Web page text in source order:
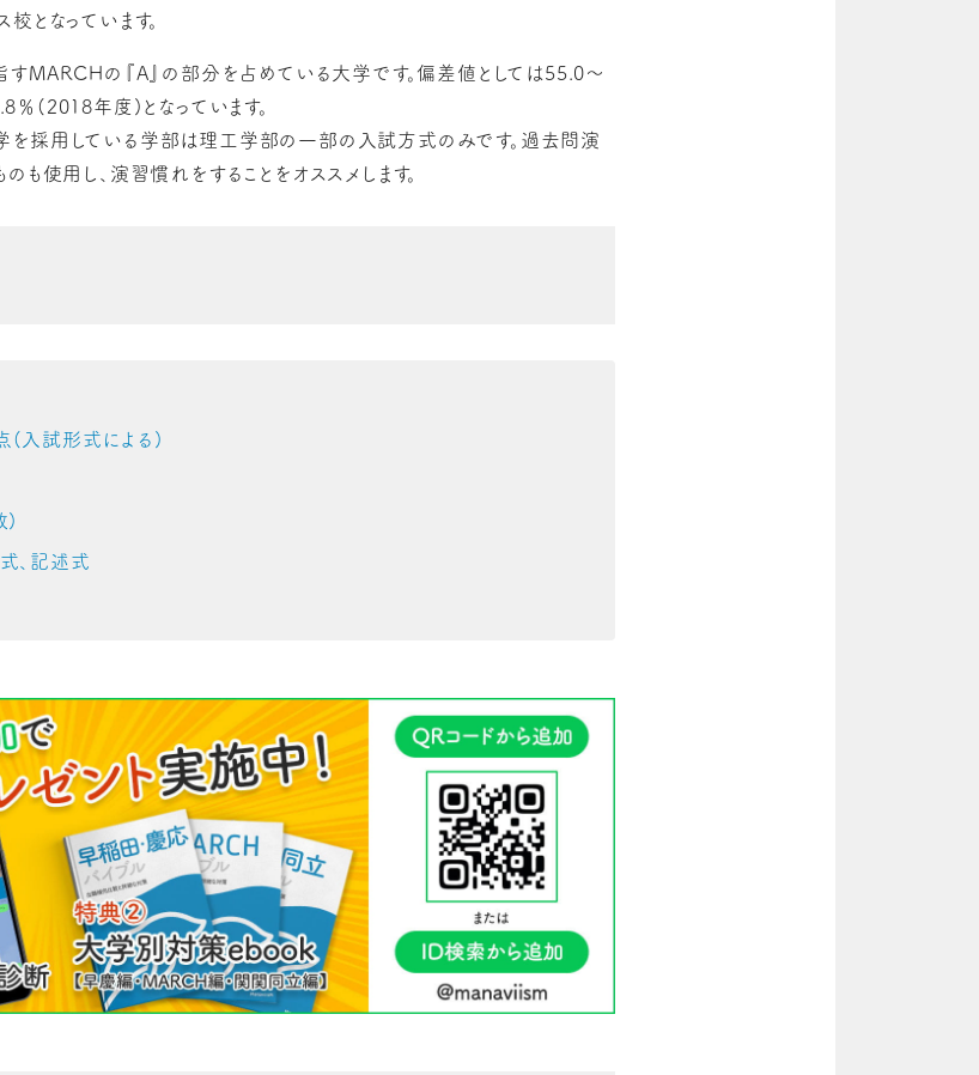
となっています。
MARCHの『A』の部分を占めている大学です。偏差値としては55.0～
(2018年度)となっています。
採用している学部は理工学部の一部の入試方式のみです。過去問演
も使用し、演習慣れをすることをオススメします。
試形式による)
)
、記述式